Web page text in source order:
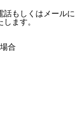
話もしくはメールに
ます。
合